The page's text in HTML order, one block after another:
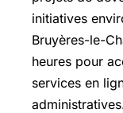
initiatives
Bruyères-le-
heures pour
services en